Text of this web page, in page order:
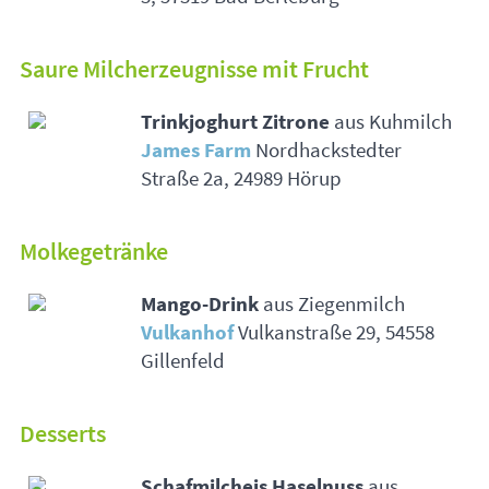
Saure Milcherzeugnisse mit Frucht
Trinkjoghurt Zitrone aus Kuhmilch
James Farm Nordhackstedter
Straße 2a, 24989 Hörup
Molkegetränke
Mango-Drink aus Ziegenmilch
VulkanhofVulkanstraße 29, 54558
Gillenfeld
Desserts